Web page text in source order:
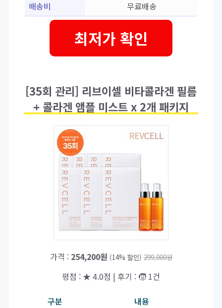
배송비 무료배송
최저가 확인
[35회 관리] 리브이셀 비타콜라겐 필름
+ 콜라겐 앰플 미스트 x 2개 패키지
가격 : 254,200원 (14% 할인) 299,000원
평점 : ★ 4.0점 | 후기 : 🧒 1건
구분
내용